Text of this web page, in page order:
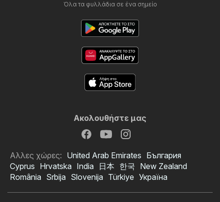
Όλα τα φυλλάδια σε ένα σημείο
Ακολουθήστε μας
Αλλες χώρες: United Arab Emirates България
Cyprus Hrvatska India 日本 한국 New Zealand
România Srbija Slovenija Türkiye Україна